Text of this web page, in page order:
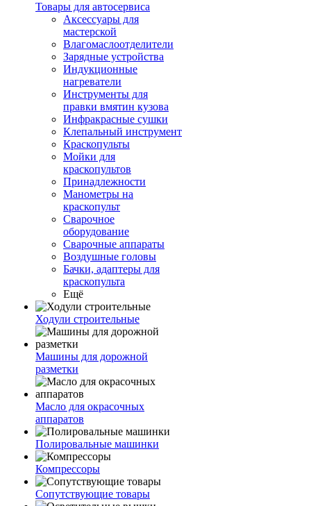
Товары для автосервиса
Аксессуары для
мастерской
Влагомаслоотделители
Зарядные устройства
Индукционные
нагреватели
Инструменты для
правки вмятин кузова
Инфракрасные сушки
Клепальный инструмент
Краскопульты
Мойки для
краскопультов
Принадлежности
Манометры на
краскопульт
Сварочное
оборудование
Сварочные аппараты
Воздушные головы
Бачки, адаптеры для
краскопульта
Ещё
Ходули строительные
Машины для дорожной
разметки
Масло для окрасочных
аппаратов
Полировальные машинки
Компрессоры
Сопутствующие товары